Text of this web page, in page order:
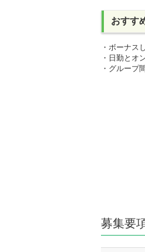
おすす
・ボーナス
・日勤とオ
・グループ
募集要